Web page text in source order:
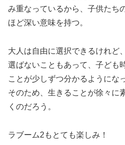
み重なっているから、子供たち
ほど深い意味を持つ。
大人は自由に選択できるけれど
選ばないこともあって、子ども
ことが少しずつ分かるようにな
そのため、生きることが徐々に
くのだろう。
ラブーム2もとても楽しみ！